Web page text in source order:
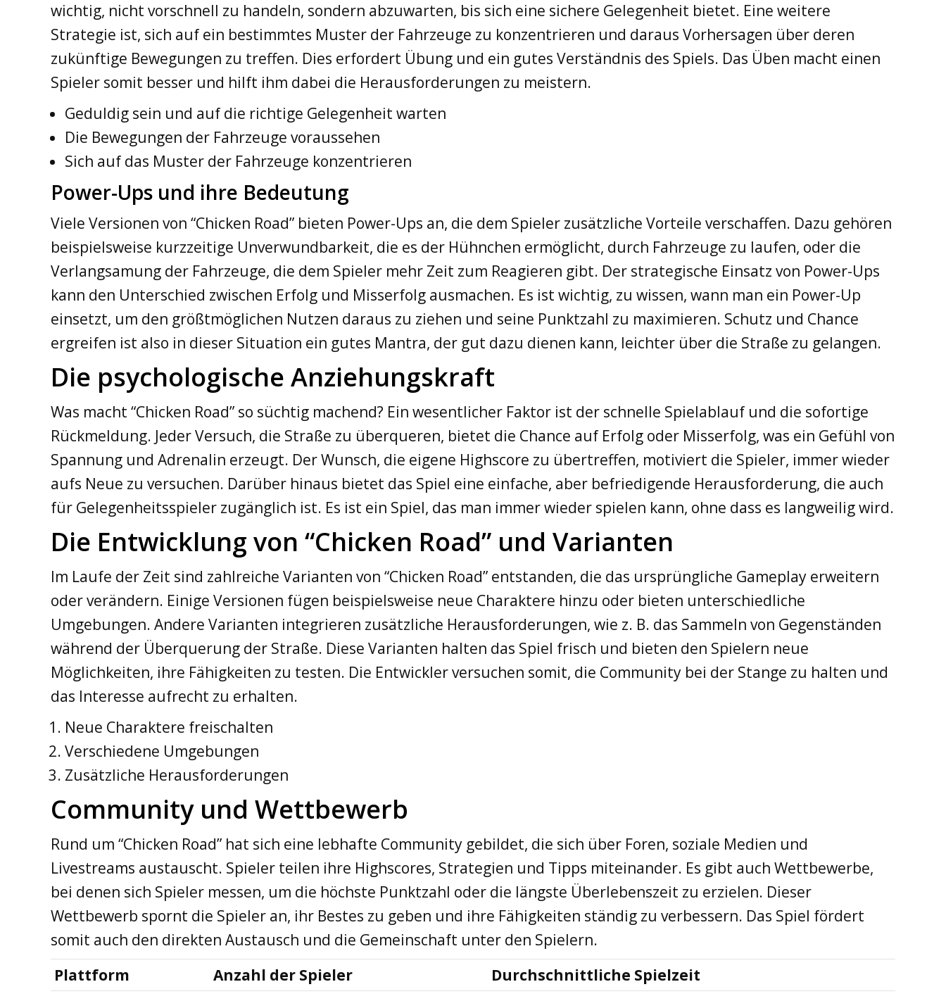
wichtig, nicht vorschnell zu handeln, sondern abzuwarten, bis sich eine sichere Gelegenheit bietet. Eine weitere
Strategie ist, sich auf ein bestimmtes Muster der Fahrzeuge zu konzentrieren und daraus Vorhersagen über deren
zukünftige Bewegungen zu treffen. Dies erfordert Übung und ein gutes Verständnis des Spiels. Das Üben macht einen
Spieler somit besser und hilft ihm dabei die Herausforderungen zu meistern.
Geduldig sein und auf die richtige Gelegenheit warten
Die Bewegungen der Fahrzeuge voraussehen
Sich auf das Muster der Fahrzeuge konzentrieren
Power-Ups und ihre Bedeutung
Viele Versionen von “Chicken Road” bieten Power-Ups an, die dem Spieler zusätzliche Vorteile verschaffen. Dazu gehören
beispielsweise kurzzeitige Unverwundbarkeit, die es der Hühnchen ermöglicht, durch Fahrzeuge zu laufen, oder die
Verlangsamung der Fahrzeuge, die dem Spieler mehr Zeit zum Reagieren gibt. Der strategische Einsatz von Power-Ups
kann den Unterschied zwischen Erfolg und Misserfolg ausmachen. Es ist wichtig, zu wissen, wann man ein Power-Up
einsetzt, um den größtmöglichen Nutzen daraus zu ziehen und seine Punktzahl zu maximieren. Schutz und Chance
ergreifen ist also in dieser Situation ein gutes Mantra, der gut dazu dienen kann, leichter über die Straße zu gelangen.
Die psychologische Anziehungskraft
Was macht “Chicken Road” so süchtig machend? Ein wesentlicher Faktor ist der schnelle Spielablauf und die sofortige
Rückmeldung. Jeder Versuch, die Straße zu überqueren, bietet die Chance auf Erfolg oder Misserfolg, was ein Gefühl von
Spannung und Adrenalin erzeugt. Der Wunsch, die eigene Highscore zu übertreffen, motiviert die Spieler, immer wieder
aufs Neue zu versuchen. Darüber hinaus bietet das Spiel eine einfache, aber befriedigende Herausforderung, die auch
für Gelegenheitsspieler zugänglich ist. Es ist ein Spiel, das man immer wieder spielen kann, ohne dass es langweilig wird.
Die Entwicklung von “Chicken Road” und Varianten
Im Laufe der Zeit sind zahlreiche Varianten von “Chicken Road” entstanden, die das ursprüngliche Gameplay erweitern
oder verändern. Einige Versionen fügen beispielsweise neue Charaktere hinzu oder bieten unterschiedliche
Umgebungen. Andere Varianten integrieren zusätzliche Herausforderungen, wie z. B. das Sammeln von Gegenständen
während der Überquerung der Straße. Diese Varianten halten das Spiel frisch und bieten den Spielern neue
Möglichkeiten, ihre Fähigkeiten zu testen. Die Entwickler versuchen somit, die Community bei der Stange zu halten und
das Interesse aufrecht zu erhalten.
Neue Charaktere freischalten
Verschiedene Umgebungen
Zusätzliche Herausforderungen
Community und Wettbewerb
Rund um “Chicken Road” hat sich eine lebhafte Community gebildet, die sich über Foren, soziale Medien und
Livestreams austauscht. Spieler teilen ihre Highscores, Strategien und Tipps miteinander. Es gibt auch Wettbewerbe,
bei denen sich Spieler messen, um die höchste Punktzahl oder die längste Überlebenszeit zu erzielen. Dieser
Wettbewerb spornt die Spieler an, ihr Bestes zu geben und ihre Fähigkeiten ständig zu verbessern. Das Spiel fördert
somit auch den direkten Austausch und die Gemeinschaft unter den Spielern.
Plattform
Anzahl der Spieler
Durchschnittliche Spielzeit